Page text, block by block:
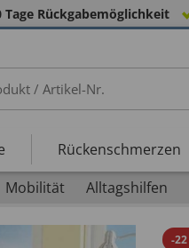
Tage Rückgabemöglichkeit
Rückenschmerzen
Mobilität Alltagshilfen
-22